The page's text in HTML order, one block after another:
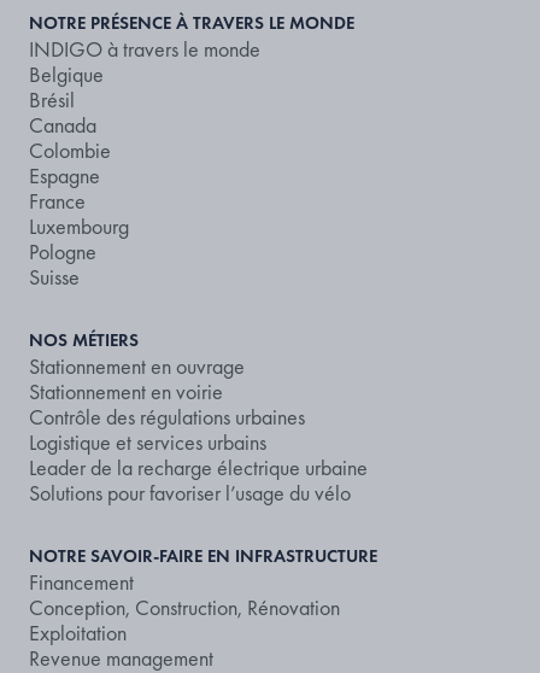
NOTRE PRÉSENCE À TRAVERS LE MONDE
INDIGO à travers le monde
Belgique
Brésil
Canada
Colombie
Espagne
France
Luxembourg
Pologne
Suisse
NOS MÉTIERS
Stationnement en ouvrage
Stationnement en voirie
Contrôle des régulations urbaines
Logistique et services urbains
Leader de la recharge électrique urbaine
Solutions pour favoriser l’usage du vélo
NOTRE SAVOIR-FAIRE EN INFRASTRUCTURE
Financement
Conception, Construction, Rénovation
Exploitation
Revenue management